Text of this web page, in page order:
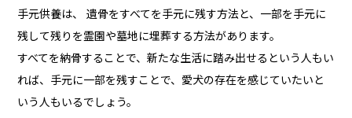
手元供養は、 遺骨をすべてを手元に残す方法と、一部を手元に
残して残りを霊園や墓地に埋葬する方法があります。
すべてを納骨することで、新たな生活に踏み出せるという人もい
れば、手元に一部を残すことで、愛犬の存在を感じていたいと
いう人もいるでしょう。